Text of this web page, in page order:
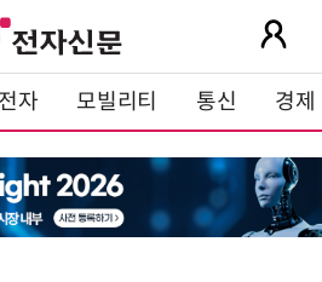
전자 모빌리티 통신 경제